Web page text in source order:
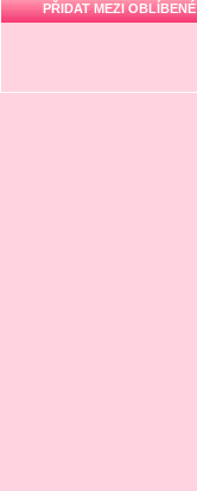
PŘIDAT MEZI OBLÍBENÉ